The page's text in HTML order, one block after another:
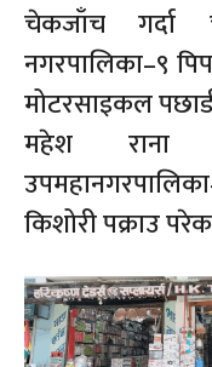
चेकजाँच गर्दा
नगरपालिका–९
मोटरसाइकल
महेश राना
किशोरी पक्राउ